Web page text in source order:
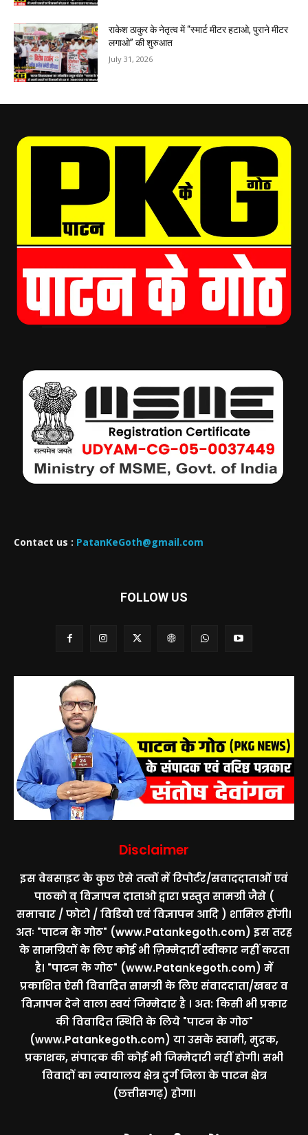
राकेश ठाकुर के नेतृत्व में “स्मार्ट मीटर हटाओ, पुराने मीटर
लगाओ” की शुरुआत
July 31, 2026
Contact us : PatanKeGoth@gmail.com
FOLLOW US
Disclaimer
इस वेबसाइट के कुछ ऐसे तत्वों में रिपोर्टर/सवाददाताओं एवं
पाठको व् विज्ञापन दाताओ द्वारा प्रस्तुत सामग्री जैसे (
समाचार / फोटो / विडियो एवं विज्ञापन आदि ) शामिल होंगी।
अतः "पाटन के गोठ" (www.Patankegoth.com) इस तरह
के सामग्रियों के लिए कोई भी ज़िम्मेदारीं स्वीकार नहीं करता
है। "पाटन के गोठ" (www.Patankegoth.com) में
प्रकाशित ऐसी विवादित सामग्री के लिए संवाददाता/खबर व
विज्ञापन देने वाला स्वयं जिम्मेदार है । अत: किसी भी प्रकार
की विवादित स्थिति के लिये "पाटन के गोठ"
(www.Patankegoth.com) या उसके स्वामी, मुद्रक,
प्रकाशक, संपादक की कोई भी जिम्मेदारी नहीं होगी। सभी
विवादों का न्यायालय क्षेत्र दुर्ग जिला के पाटन क्षेत्र
(छत्तीसगढ़) होगा।